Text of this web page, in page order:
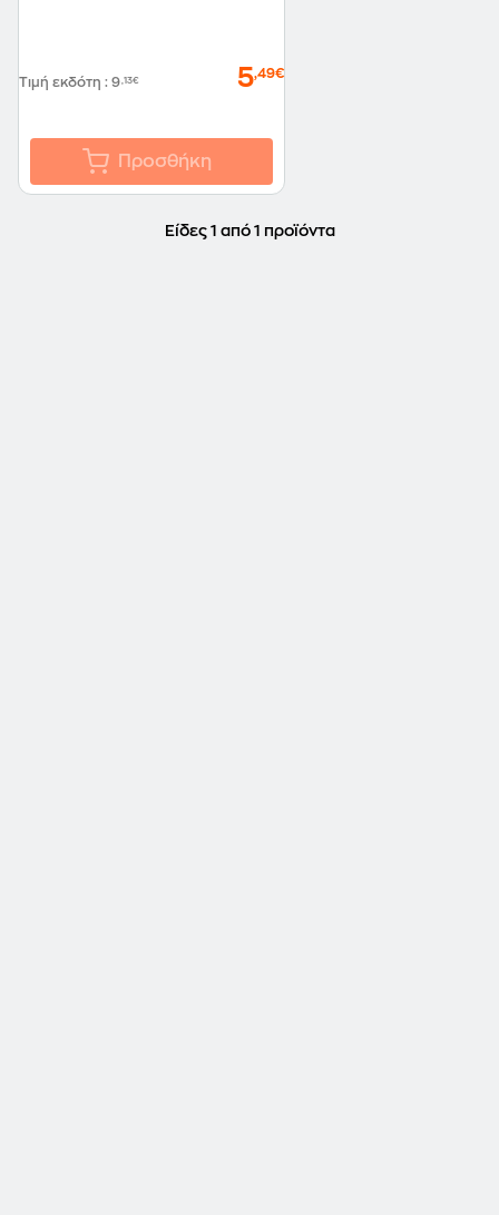
Τιμή εκδότη : 9,13€ 5,49€
Προσθήκη
Είδες 1 από 1 προϊόντα